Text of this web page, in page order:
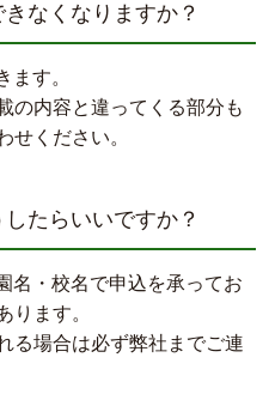
なくなりますか？
ます。
の内容と違ってくる部分も
せください。
たらいいですか？
名・校名で申込を承ってお
ります。
る場合は必ず弊社までご連